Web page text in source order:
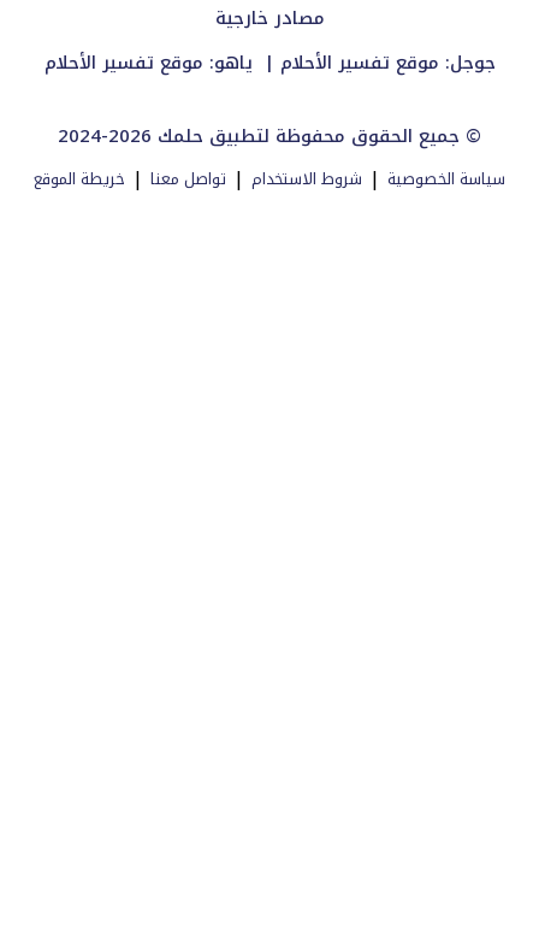
مصادر خارجية
جوجل: موقع تفسير الأحلام | ياهو: موقع تفسير الأحلام
2024-2026 جميع الحقوق محفوظة لتطبيق حلمك ©
سياسة الخصوصية | شروط الاستخدام | تواصل معنا | خريطة الموقع